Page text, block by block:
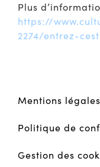
Plus
https://
2274/entrez-
Mentions légales
Politique de
Gestion des